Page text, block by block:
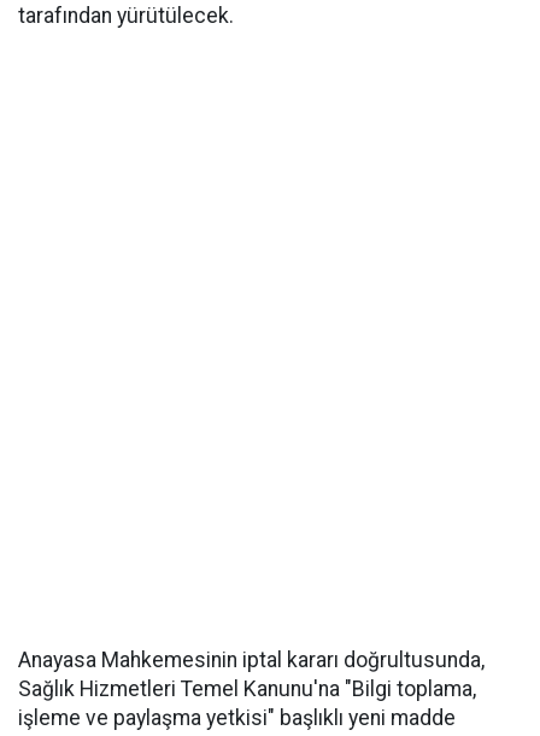
tarafından yürütülecek.
Anayasa Mahkemesinin iptal kararı doğrultusunda,
Sağlık Hizmetleri Temel Kanunu'na "Bilgi toplama,
işleme ve paylaşma yetkisi" başlıklı yeni madde